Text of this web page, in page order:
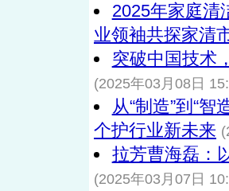
2025年家庭清
业领袖共探家清
突破中国技术
(2025年03月08日
从“制造”到“
个护行业新未来
拉芳曹海磊：
(2025年03月07日